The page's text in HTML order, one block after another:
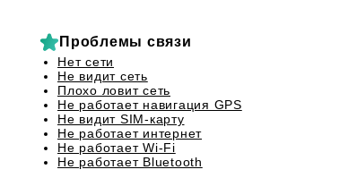
Проблемы связи
Нет сети
Не видит сеть
Плохо ловит сеть
Не работает навигация GPS
Не видит SIM-карту
Не работает интернет
Не работает Wi-Fi
Не работает Bluetooth